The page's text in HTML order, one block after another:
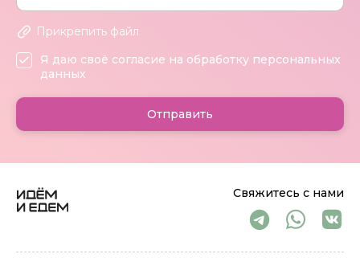
Свяжитесь с нами
Прикрепить файл
Я даю своё согласие на обработку персональных
данных
Отправить